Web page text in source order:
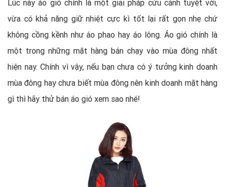
Lúc này áo gió chính là một giải pháp cứu cánh tuyệt vời,
vừa có khả năng giữ nhiệt cực kì tốt lại rất gọn nhẹ chứ
không cồng kềnh như áo phao hay áo lông. Áo gió chính là
một trong những mặt hàng bán chạy vào mùa đông nhất
hiện nay. Chính vì vậy, nếu bạn chưa có ý tưởng kinh doanh
mùa đông hay chưa biết mùa đông nên kinh doanh mặt hàng
gì thì hãy thử bán áo gió xem sao nhé!